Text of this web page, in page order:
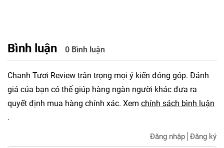
Bình luận 0 Bình luận
Chanh Tươi Review trân trọng mọi ý kiến đóng góp. Đánh
giá của bạn có thể giúp hàng ngàn người khác đưa ra
quyết định mua hàng chính xác. Xem chính sách bình luận
.
Đăng nhập Đăng ký